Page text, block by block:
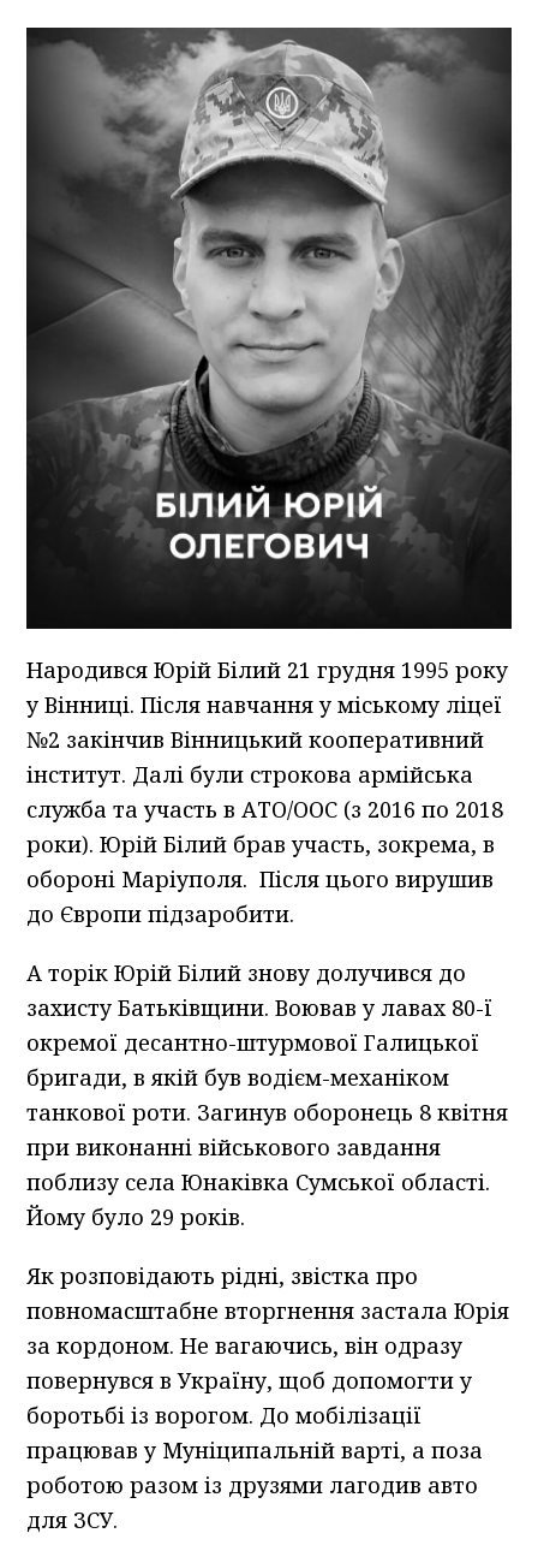
Народився Юрій Білий 21 грудня 1995 року
у Вінниці. Після навчання у міському ліцеї
№2 закінчив Вінницький кооперативний
інститут. Далі були строкова армійська
служба та участь в АТО/ООС (з 2016 по 2018
роки). Юрій Білий брав участь, зокрема, в
обороні Маріуполя. Після цього вирушив
до Європи підзаробити.
А торік Юрій Білий знову долучився до
захисту Батьківщини. Воював у лавах 80-ї
окремої десантно-штурмової Галицької
бригади, в якій був водієм-механіком
танкової роти. Загинув оборонець 8 квітня
при виконанні військового завдання
поблизу села Юнаківка Сумської області.
Йому було 29 років.
Як розповідають рідні, звістка про
повномасштабне вторгнення застала Юрія
за кордоном. Не вагаючись, він одразу
повернувся в Україну, щоб допомогти у
боротьбі із ворогом. До мобілізації
працював у Муніципальній варті, а поза
роботою разом із друзями лагодив авто
для ЗСУ.